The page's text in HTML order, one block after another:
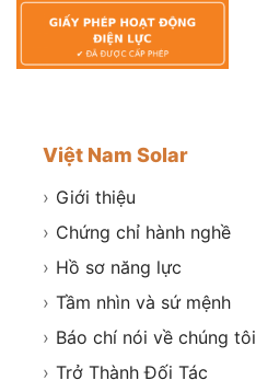
Việt Nam Solar
› Giới thiệu
› Chứng chỉ hành nghề
› Hồ sơ năng lực
› Tầm nhìn và sứ mệnh
› Báo chí nói về chúng tôi
› Trở Thành Đối Tác